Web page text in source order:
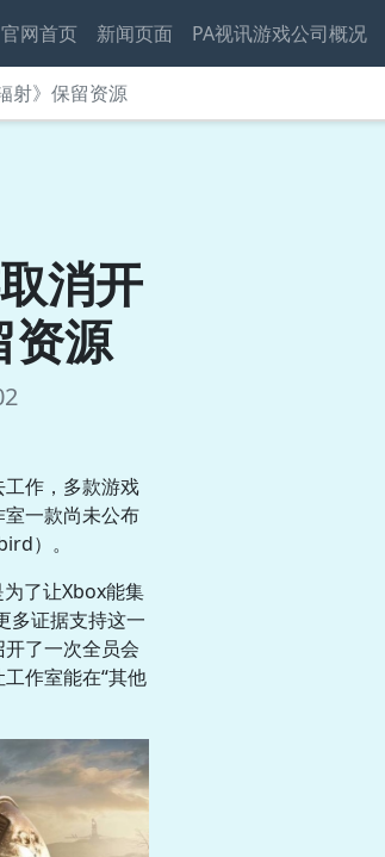
官网首页 新闻页面 PA视讯游戏公司概况
射》保留资源
消开
资源
作，多款游戏
一款尚未公布
）。
了让Xbox能集
多证据支持这一
了一次全员会
作室能在“其他